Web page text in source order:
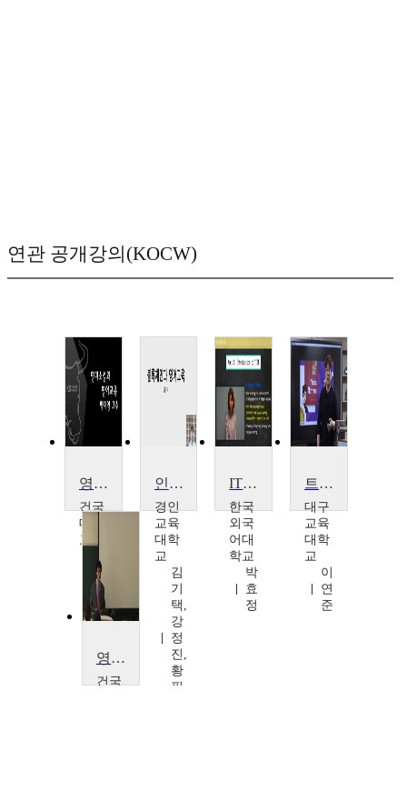
연관 공개강의(KOCW)
영미소설과 영어교육
건국
대학
교
재
영
인공지능과 영어교육
경인
교육
대학
교
김
기
택,
강
정
진,
황
필
IT활용 영어교육
한국
외국
어대
학교
박
효
정
트랜스 미디어 접근법을 활용한 영어교육
대구
교육
대학
교
이
연
준
영미소설과 영어교육
건국